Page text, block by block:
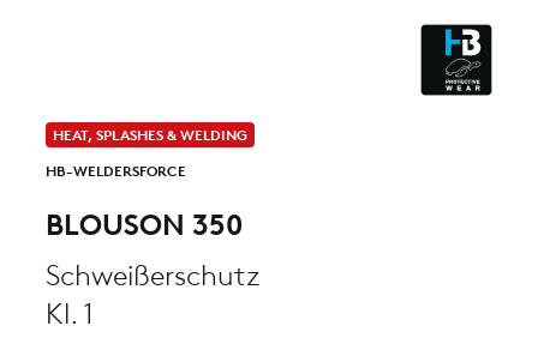
CLEANROOM & DUST
HEAT, SPLASHES & WELDING
HB-WELDERSFORCE
BLOUSON 350
Schweißerschutz
Kl. 1